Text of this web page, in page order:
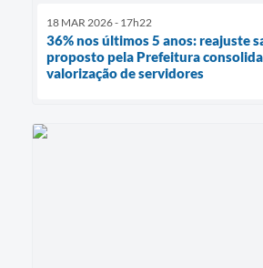
18 MAR 2026 - 17h22
36% nos últimos 5 anos: reajuste
proposto pela Prefeitura
valorização de servidores